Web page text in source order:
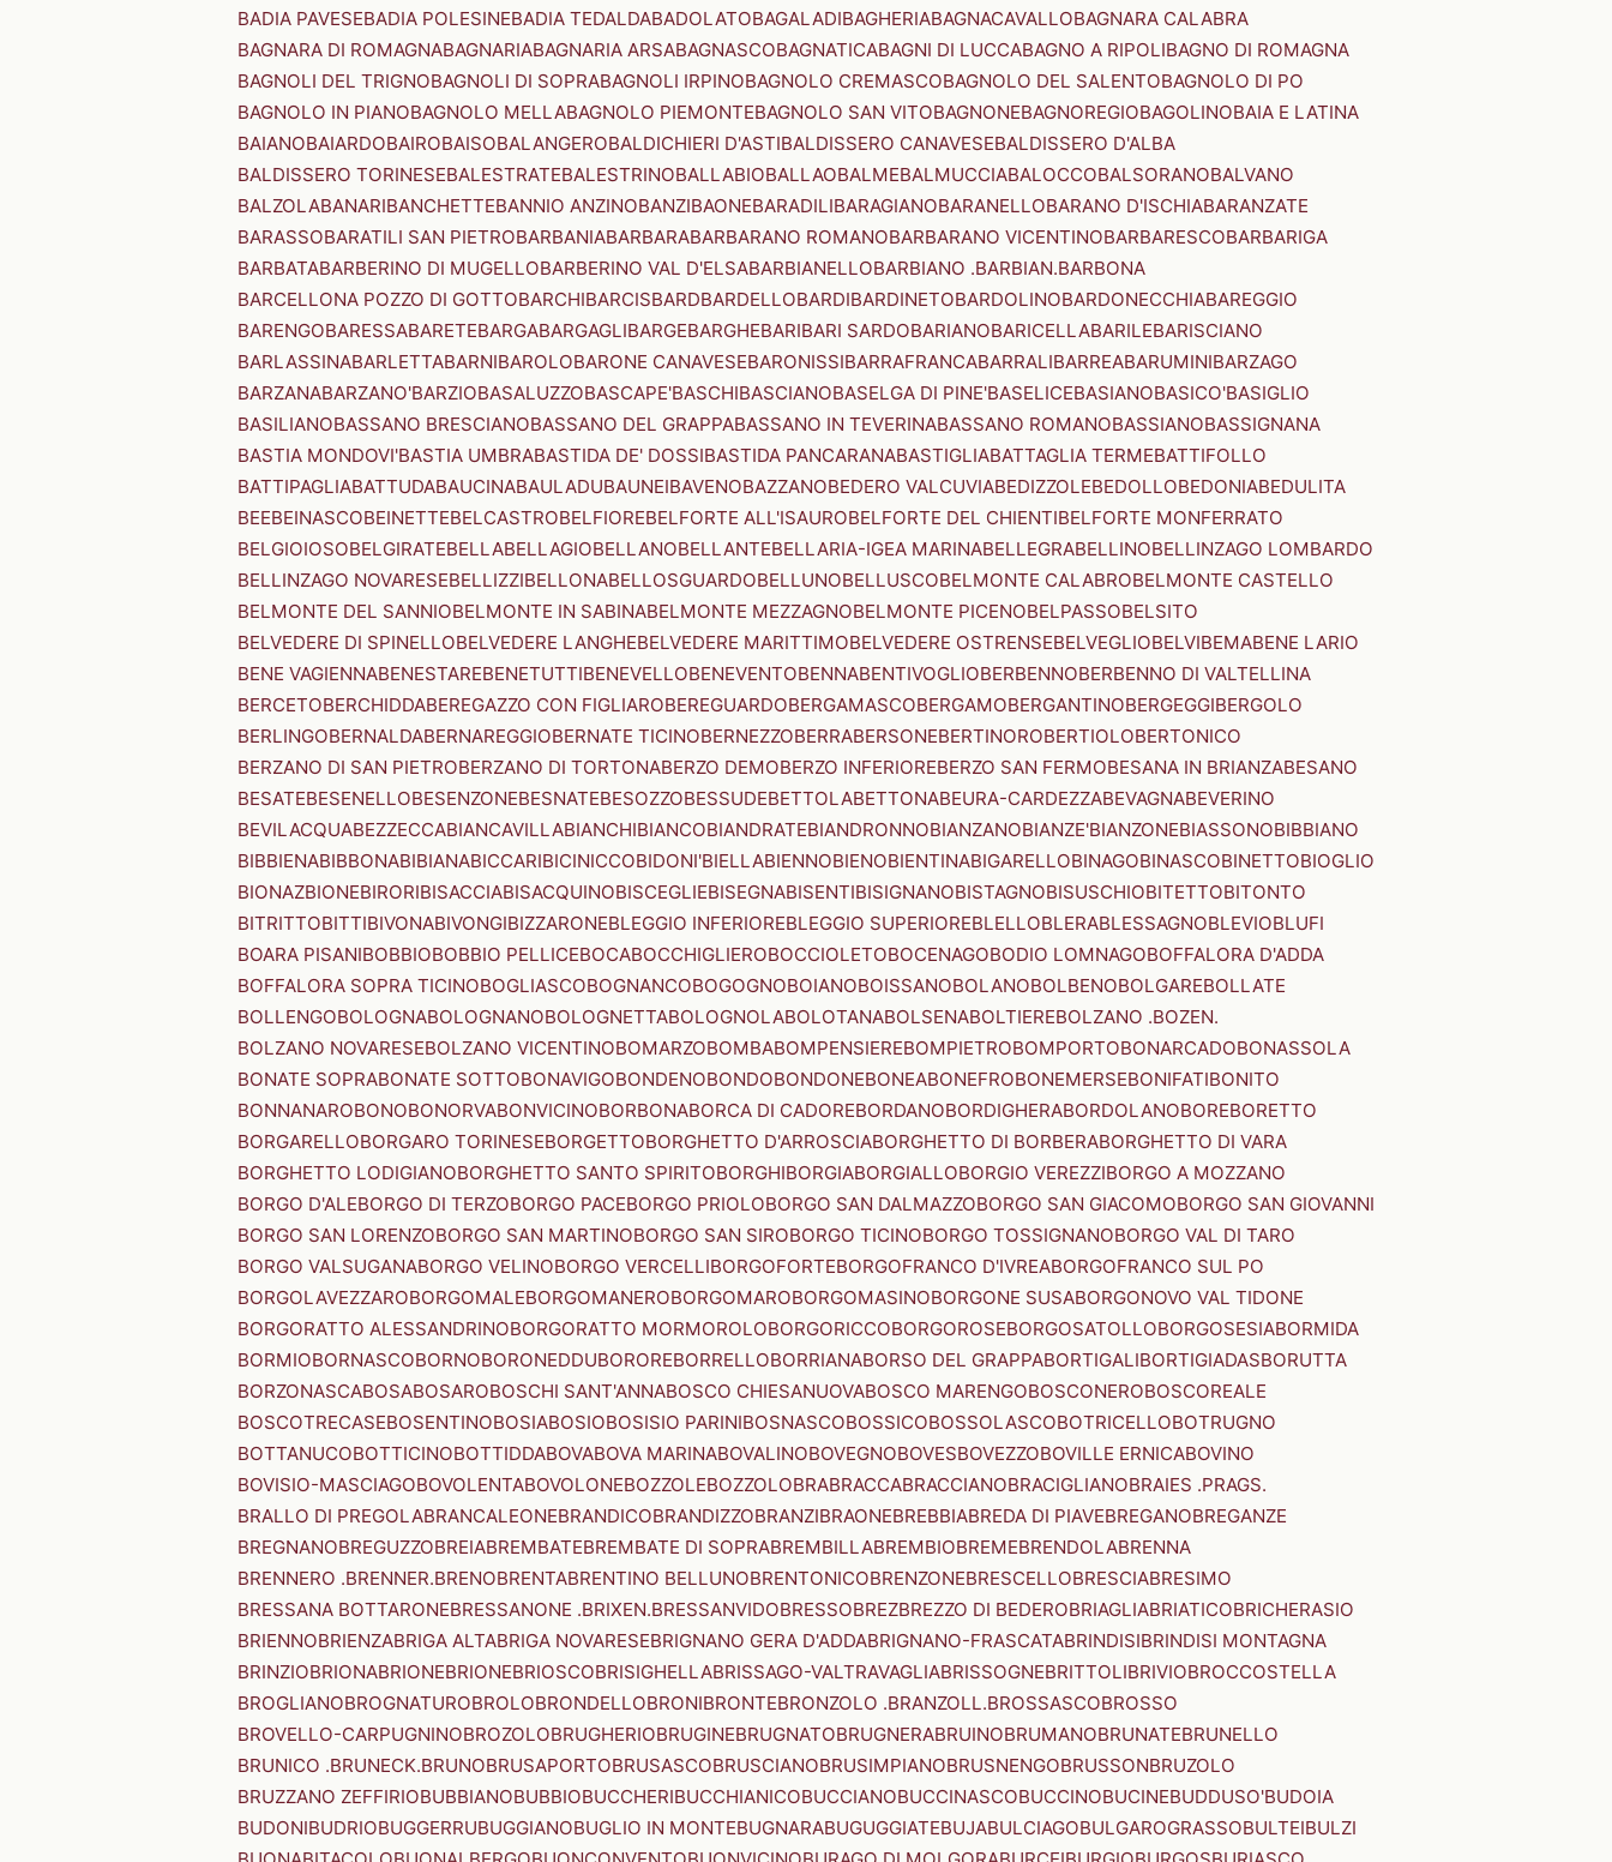
BADIA PAVESEBADIA POLESINEBADIA TEDALDABADOLATOBAGALADIBAGHERIABAGNACAVALLOBAGNARA CALABRA
BAGNARA DI ROMAGNABAGNARIABAGNARIA ARSABAGNASCOBAGNATICABAGNI DI LUCCABAGNO A RIPOLIBAGNO DI ROMAGNA
BAGNOLI DEL TRIGNOBAGNOLI DI SOPRABAGNOLI IRPINOBAGNOLO CREMASCOBAGNOLO DEL SALENTOBAGNOLO DI PO
BAGNOLO IN PIANOBAGNOLO MELLABAGNOLO PIEMONTEBAGNOLO SAN VITOBAGNONEBAGNOREGIOBAGOLINOBAIA E LATINA
BAIANOBAIARDOBAIROBAISOBALANGEROBALDICHIERI D'ASTIBALDISSERO CANAVESEBALDISSERO D'ALBA
BALDISSERO TORINESEBALESTRATEBALESTRINOBALLABIOBALLAOBALMEBALMUCCIABALOCCOBALSORANOBALVANO
BALZOLABANARIBANCHETTEBANNIO ANZINOBANZIBAONEBARADILIBARAGIANOBARANELLOBARANO D'ISCHIABARANZATE
BARASSOBARATILI SAN PIETROBARBANIABARBARABARBARANO ROMANOBARBARANO VICENTINOBARBARESCOBARBARIGA
BARBATABARBERINO DI MUGELLOBARBERINO VAL D'ELSABARBIANELLOBARBIANO .BARBIAN.BARBONA
BARCELLONA POZZO DI GOTTOBARCHIBARCISBARDBARDELLOBARDIBARDINETOBARDOLINOBARDONECCHIABAREGGIO
BARENGOBARESSABARETEBARGABARGAGLIBARGEBARGHEBARIBARI SARDOBARIANOBARICELLABARILEBARISCIANO
BARLASSINABARLETTABARNIBAROLOBARONE CANAVESEBARONISSIBARRAFRANCABARRALIBARREABARUMINIBARZAGO
BARZANABARZANO'BARZIOBASALUZZOBASCAPE'BASCHIBASCIANOBASELGA DI PINE'BASELICEBASIANOBASICO'BASIGLIO
BASILIANOBASSANO BRESCIANOBASSANO DEL GRAPPABASSANO IN TEVERINABASSANO ROMANOBASSIANOBASSIGNANA
BASTIA MONDOVI'BASTIA UMBRABASTIDA DE' DOSSIBASTIDA PANCARANABASTIGLIABATTAGLIA TERMEBATTIFOLLO
BATTIPAGLIABATTUDABAUCINABAULADUBAUNEIBAVENOBAZZANOBEDERO VALCUVIABEDIZZOLEBEDOLLOBEDONIABEDULITA
BEEBEINASCOBEINETTEBELCASTROBELFIOREBELFORTE ALL'ISAUROBELFORTE DEL CHIENTIBELFORTE MONFERRATO
BELGIOIOSOBELGIRATEBELLABELLAGIOBELLANOBELLANTEBELLARIA-IGEA MARINABELLEGRABELLINOBELLINZAGO LOMBARDO
BELLINZAGO NOVARESEBELLIZZIBELLONABELLOSGUARDOBELLUNOBELLUSCOBELMONTE CALABROBELMONTE CASTELLO
BELMONTE DEL SANNIOBELMONTE IN SABINABELMONTE MEZZAGNOBELMONTE PICENOBELPASSOBELSITO
BELVEDERE DI SPINELLOBELVEDERE LANGHEBELVEDERE MARITTIMOBELVEDERE OSTRENSEBELVEGLIOBELVIBEMABENE LARIO
BENE VAGIENNABENESTAREBENETUTTIBENEVELLOBENEVENTOBENNABENTIVOGLIOBERBENNOBERBENNO DI VALTELLINA
BERCETOBERCHIDDABEREGAZZO CON FIGLIAROBEREGUARDOBERGAMASCOBERGAMOBERGANTINOBERGEGGIBERGOLO
BERLINGOBERNALDABERNAREGGIOBERNATE TICINOBERNEZZOBERRABERSONEBERTINOROBERTIOLOBERTONICO
BERZANO DI SAN PIETROBERZANO DI TORTONABERZO DEMOBERZO INFERIOREBERZO SAN FERMOBESANA IN BRIANZABESANO
BESATEBESENELLOBESENZONEBESNATEBESOZZOBESSUDEBETTOLABETTONABEURA-CARDEZZABEVAGNABEVERINO
BEVILACQUABEZZECCABIANCAVILLABIANCHIBIANCOBIANDRATEBIANDRONNOBIANZANOBIANZE'BIANZONEBIASSONOBIBBIANO
BIBBIENABIBBONABIBIANABICCARIBICINICCOBIDONI'BIELLABIENNOBIENOBIENTINABIGARELLOBINAGOBINASCOBINETTOBIOGLIO
BIONAZBIONEBIRORIBISACCIABISACQUINOBISCEGLIEBISEGNABISENTIBISIGNANOBISTAGNOBISUSCHIOBITETTOBITONTO
BITRITTOBITTIBIVONABIVONGIBIZZARONEBLEGGIO INFERIOREBLEGGIO SUPERIOREBLELLOBLERABLESSAGNOBLEVIOBLUFI
BOARA PISANIBOBBIOBOBBIO PELLICEBOCABOCCHIGLIEROBOCCIOLETOBOCENAGOBODIO LOMNAGOBOFFALORA D'ADDA
BOFFALORA SOPRA TICINOBOGLIASCOBOGNANCOBOGOGNOBOIANOBOISSANOBOLANOBOLBENOBOLGAREBOLLATE
BOLLENGOBOLOGNABOLOGNANOBOLOGNETTABOLOGNOLABOLOTANABOLSENABOLTIEREBOLZANO .BOZEN.
BOLZANO NOVARESEBOLZANO VICENTINOBOMARZOBOMBABOMPENSIEREBOMPIETROBOMPORTOBONARCADOBONASSOLA
BONATE SOPRABONATE SOTTOBONAVIGOBONDENOBONDOBONDONEBONEABONEFROBONEMERSEBONIFATIBONITO
BONNANAROBONOBONORVABONVICINOBORBONABORCA DI CADOREBORDANOBORDIGHERABORDOLANOBOREBORETTO
BORGARELLOBORGARO TORINESEBORGETTOBORGHETTO D'ARROSCIABORGHETTO DI BORBERABORGHETTO DI VARA
BORGHETTO LODIGIANOBORGHETTO SANTO SPIRITOBORGHIBORGIABORGIALLOBORGIO VEREZZIBORGO A MOZZANO
BORGO D'ALEBORGO DI TERZOBORGO PACEBORGO PRIOLOBORGO SAN DALMAZZOBORGO SAN GIACOMOBORGO SAN GIOVANNI
BORGO SAN LORENZOBORGO SAN MARTINOBORGO SAN SIROBORGO TICINOBORGO TOSSIGNANOBORGO VAL DI TARO
BORGO VALSUGANABORGO VELINOBORGO VERCELLIBORGOFORTEBORGOFRANCO D'IVREABORGOFRANCO SUL PO
BORGOLAVEZZAROBORGOMALEBORGOMANEROBORGOMAROBORGOMASINOBORGONE SUSABORGONOVO VAL TIDONE
BORGORATTO ALESSANDRINOBORGORATTO MORMOROLOBORGORICCOBORGOROSEBORGOSATOLLOBORGOSESIABORMIDA
BORMIOBORNASCOBORNOBORONEDDUBOROREBORRELLOBORRIANABORSO DEL GRAPPABORTIGALIBORTIGIADASBORUTTA
BORZONASCABOSABOSAROBOSCHI SANT'ANNABOSCO CHIESANUOVABOSCO MARENGOBOSCONEROBOSCOREALE
BOSCOTRECASEBOSENTINOBOSIABOSIOBOSISIO PARINIBOSNASCOBOSSICOBOSSOLASCOBOTRICELLOBOTRUGNO
BOTTANUCOBOTTICINOBOTTIDDABOVABOVA MARINABOVALINOBOVEGNOBOVESBOVEZZOBOVILLE ERNICABOVINO
BOVISIO-MASCIAGOBOVOLENTABOVOLONEBOZZOLEBOZZOLOBRABRACCABRACCIANOBRACIGLIANOBRAIES .PRAGS.
BRALLO DI PREGOLABRANCALEONEBRANDICOBRANDIZZOBRANZIBRAONEBREBBIABREDA DI PIAVEBREGANOBREGANZE
BREGNANOBREGUZZOBREIABREMBATEBREMBATE DI SOPRABREMBILLABREMBIOBREMEBRENDOLABRENNA
BRENNERO .BRENNER.BRENOBRENTABRENTINO BELLUNOBRENTONICOBRENZONEBRESCELLOBRESCIABRESIMO
BRESSANA BOTTARONEBRESSANONE .BRIXEN.BRESSANVIDOBRESSOBREZBREZZO DI BEDEROBRIAGLIABRIATICOBRICHERASIO
BRIENNOBRIENZABRIGA ALTABRIGA NOVARESEBRIGNANO GERA D'ADDABRIGNANO-FRASCATABRINDISIBRINDISI MONTAGNA
BRINZIOBRIONABRIONEBRIONEBRIOSCOBRISIGHELLABRISSAGO-VALTRAVAGLIABRISSOGNEBRITTOLIBRIVIOBROCCOSTELLA
BROGLIANOBROGNATUROBROLOBRONDELLOBRONIBRONTEBRONZOLO .BRANZOLL.BROSSASCOBROSSO
BROVELLO-CARPUGNINOBROZOLOBRUGHERIOBRUGINEBRUGNATOBRUGNERABRUINOBRUMANOBRUNATEBRUNELLO
BRUNICO .BRUNECK.BRUNOBRUSAPORTOBRUSASCOBRUSCIANOBRUSIMPIANOBRUSNENGOBRUSSONBRUZOLO
BRUZZANO ZEFFIRIOBUBBIANOBUBBIOBUCCHERIBUCCHIANICOBUCCIANOBUCCINASCOBUCCINOBUCINEBUDDUSO'BUDOIA
BUDONIBUDRIOBUGGERRUBUGGIANOBUGLIO IN MONTEBUGNARABUGUGGIATEBUJABULCIAGOBULGAROGRASSOBULTEIBULZI